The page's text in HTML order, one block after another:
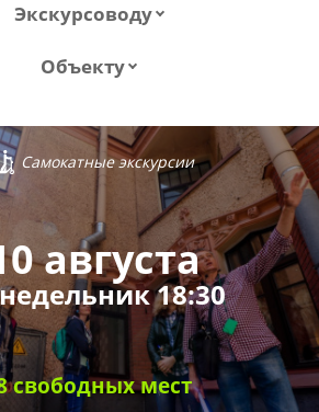
Экскурсоводу
Объекту
Самокатные экскурсии
августа
18:30
свободных мест